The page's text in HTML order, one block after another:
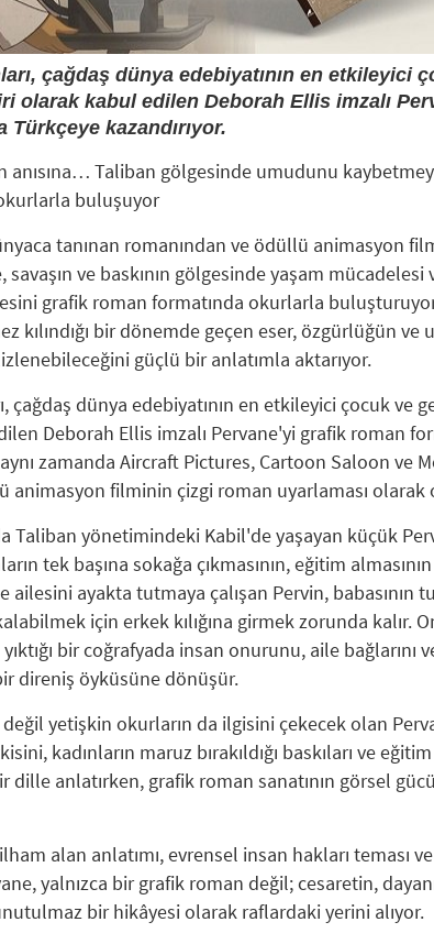
çağdaş dünya edebiyatının en etkileyici
olarak kabul edilen Deborah Ellis imzalı
Türkçeye kazandırıyor.
anısına… Taliban gölgesinde umudunu
buluşuyor
tanınan romanından ve ödüllü animasyon
ve baskının gölgesinde yaşam mücadelesi
grafik roman formatında okurlarla
kılındığı bir dönemde geçen eser, özgürlüğün ve
güçlü bir anlatımla aktarıyor.
çağdaş dünya edebiyatının en etkileyici çocuk ve
Deborah Ellis imzalı Pervane'yi grafik roman
aynı zamanda Aircraft Pictures, Cartoon Saloon ve
animasyon filminin çizgi roman uyarlaması
Taliban yönetimindeki Kabil'de yaşayan küçük
tek başına sokağa çıkmasının, eğitim
ayakta tutmaya çalışan Pervin, babasının
için erkek kılığına girmek zorunda kalır.
bir coğrafyada insan onurunu, aile bağlarını
direniş öyküsüne dönüşür.
yetişkin okurların da ilgisini çekecek olan
kadınların maruz bırakıldığı baskıları ve
dille anlatırken, grafik roman sanatının görsel
alan anlatımı, evrensel insan hakları teması
yalnızca bir grafik roman değil; cesaretin,
bir hikâyesi olarak raflardaki yerini alıyor.